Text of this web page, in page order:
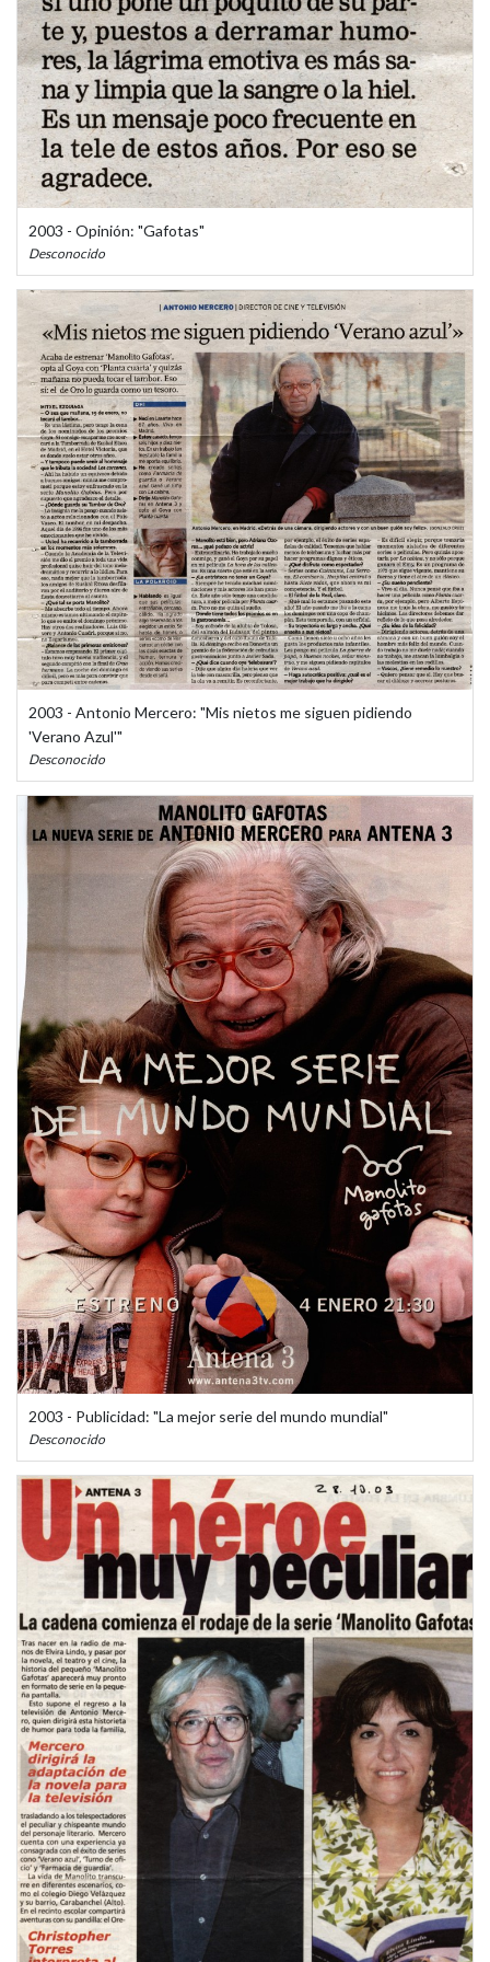
2003 - Opinión: "Gafotas"
Desconocido
2003 - Antonio Mercero: "Mis nietos me siguen pidiendo
'Verano Azul'"
Desconocido
2003 - Publicidad: "La mejor serie del mundo mundial"
Desconocido